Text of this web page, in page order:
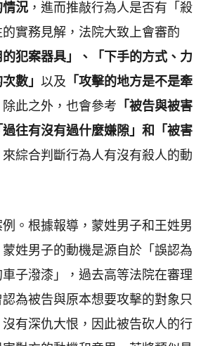
情況 ，進而推敲行為人是否有「殺
實務見解，法院大致上會審酌
的犯案器具」、「下手的方式、力
數」 以及 「攻擊的地方是不是牽
除此之外，也會參考 「被告與被害
往有沒有過什麼嫌隙」和「被害
來綜合判斷行為人有沒有殺人的動
。根據報導，蒙姓男子和王姓男
姓男子的動機是源自於「誤認為
子潑漆」，過去高等法院在審理
為被告與原本想要攻擊的對象只
有深仇大恨，因此被告砍人的行